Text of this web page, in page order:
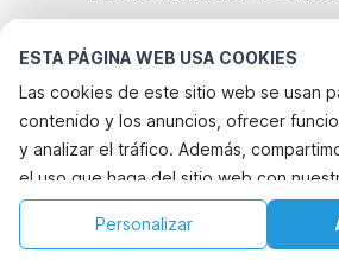
ESTA PÁGINA WEB USA COOKIES
Las cookies de este sitio web se usan
contenido y los anuncios, ofrecer
y analizar el tráfico. Además,
el uso que haga del sitio web con
sociales, publicidad y análisis web,
combinarla con otra información que
Personalizar
Destinos más populares
Ciudades con los mejores servicios
Casa de vacaciones en parque de
Casa de vacaciones en parque de
Casa de vacaciones en parque de
Servicios populares para vacaciones
Casa de vacaciones junto al mar
Casa de vacaciones con barbacoa
Ciudades populares para vacaciones
Inicio Lista de deseos